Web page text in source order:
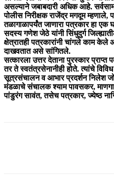
असल्याने जबाबदारी अधिक आहे.
पोलीस निरीक्षक राजेंद्र मगदूम म्हणाले,
तळागाळापर्यंत जाणारा पत्रकार हा
सदस्य गणेश जेठे यांनी सिंधुदुर्ग
क्षेत्रातही पत्रकारांनी चांगले काम
दाखवतात असे सांगितले.
सत्कारला उत्तर देताना पुरस्कार
तर ते स्वतंत्रसेनानीही होते. त्यांचे
सूत्रसंचालन व आभार प्रदर्शन निलेश
मंडळाचे संचालक श्याम पावसकर,
पांडुरंग सावंत, तसेच पत्रकार, ज्येष्ठ